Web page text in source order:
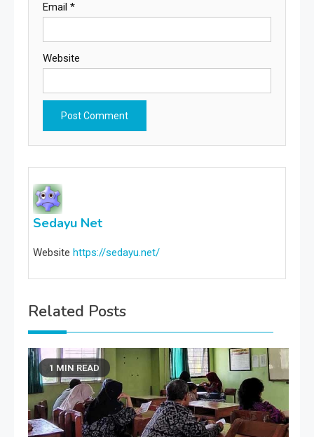
Email *
Website
Sedayu Net
Website https://sedayu.net/
Related Posts
1 MIN READ